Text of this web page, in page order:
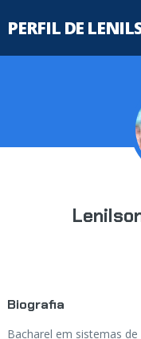
PERFIL DE
Biografia
Bacharel em sistemas